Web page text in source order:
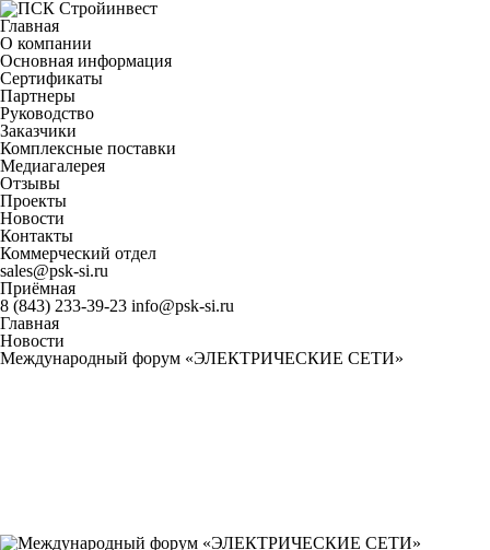
Главная
О компании
Основная информация
Сертификаты
Партнеры
Руководство
Заказчики
Комплексные поставки
Медиагалерея
Отзывы
Проекты
Новости
Контакты
Коммерческий отдел
sales@psk-si.ru
Приёмная
8 (843) 233-39-23 info@psk-si.ru
Главная
Новости
Международный форум «ЭЛЕКТРИЧЕСКИЕ СЕТИ»